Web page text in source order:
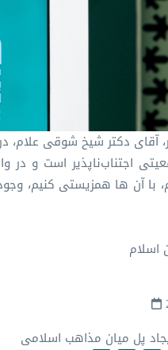
دکتر شیخ شوقی علام،
اجتناب‌ناپذیر است و
با آن ها همزیستی کنیم،
پل میان مذاهب اسلامی